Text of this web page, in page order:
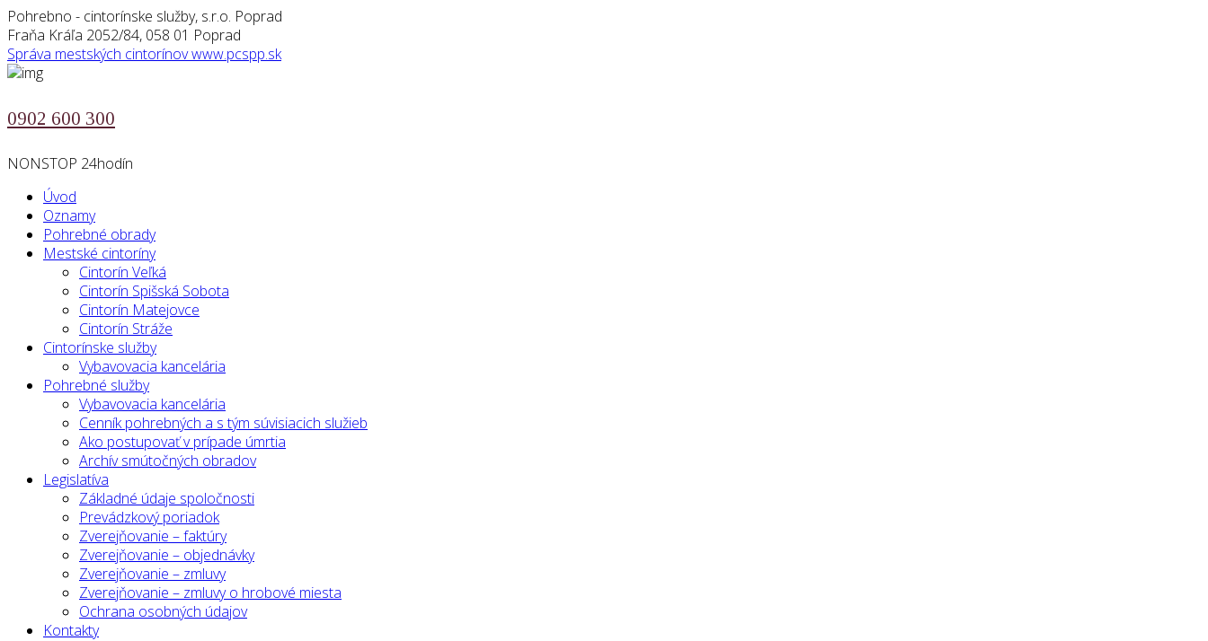
Pohrebno - cintorínske služby, s.r.o. Poprad
Fraňa Kráľa 2052/84, 058 01 Poprad
Správa mestských cintorínovwww.pcspp.sk
0902 600 300
NONSTOP 24hodín
Úvod
Oznamy
Pohrebné obrady
Mestské cintoríny
Cintorín Veľká
Cintorín Spišská Sobota
Cintorín Matejovce
Cintorín Stráže
Cintorínske služby
Vybavovacia kancelária
Pohrebné služby
Vybavovacia kancelária
Cenník pohrebných a s tým súvisiacich služieb
Ako postupovať v prípade úmrtia
Archív smútočných obradov
Legislatíva
Základné údaje spoločnosti
Prevádzkový poriadok
Zverejňovanie – faktúry
Zverejňovanie – objednávky
Zverejňovanie – zmluvy
Zverejňovanie – zmluvy o hrobové miesta
Ochrana osobných údajov
Kontakty